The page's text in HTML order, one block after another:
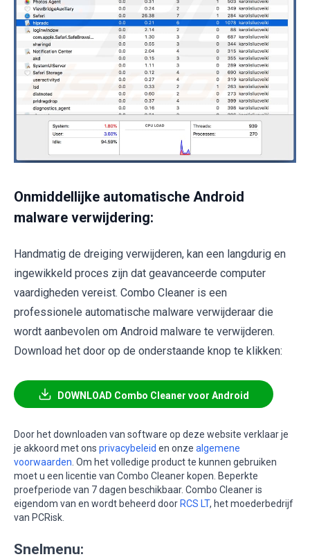
Onmiddellijke automatische Android
malware verwijdering:
Handmatig de dreiging verwijderen, kan een langdurig en
ingewikkeld proces zijn dat geavanceerde computer
vaardigheden vereist. Combo Cleaner is een
professionele automatische malware verwijderaar die
wordt aanbevolen om Android malware te verwijderen.
Download het door op de onderstaande knop te klikken:
DOWNLOAD Combo Cleaner voor Android
Door het downloaden van software op deze website verklaar je
je akkoord met ons privacybeleid en onze algemene
voorwaarden . Om het volledige product te kunnen gebruiken
moet u een licentie van Combo Cleaner kopen. Beperkte
proefperiode van 7 dagen beschikbaar. Combo Cleaner is
eigendom van en wordt beheerd door RCS LT, het moederbedrijf
van PCRisk.
Snelmenu: